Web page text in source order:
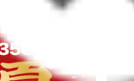
送料無料
クーポン利用で
¥20,060→¥17,051
在庫：△